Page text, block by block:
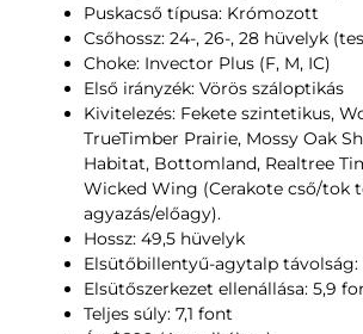
Puskacső típusa: Krómozott
Csőhossz: 24-, 26-, 28 hüvelyk
Choke: Invector Plus (F, M, IC)
Első irányzék: Vörös száloptikás
Kivitelezés: Fekete szintetikus,
TrueTimber Prairie, Mossy Oak
Habitat, Bottomland, Realtree
Wicked Wing (Cerakote cső/tok
agyazás/előagy).
Hossz: 49,5 hüvelyk
Elsütőbillentyű-agytalp
Elsütőszerkezet ellenállása: 5,9
Teljes súly: 7,1 font